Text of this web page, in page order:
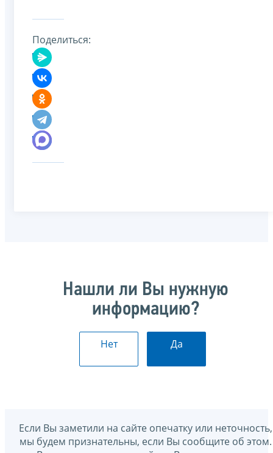
Поделиться:
Нашли ли Вы нужную
информацию?
Нет Да
Если Вы заметили на сайте опечатку или неточность,
мы будем признательны, если Вы сообщите об этом.